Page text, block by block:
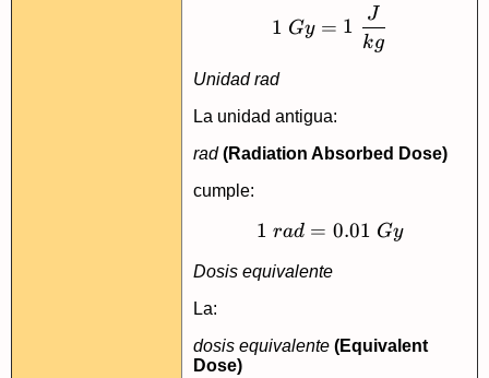
1\ Gy = 1\
1 Gy = 1
kg
J
Unidad rad
La unidad antigua:
rad (Radiation Absorbed Dose)
cumple:
1\ rad = 0.01\
1 rad = 0.01 Gy
Dosis equivalente
La:
dosis equivalente (Equivalent
Dose)